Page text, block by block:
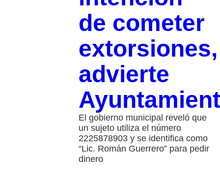
de cometer
extorsiones,
advierte
El gobierno municipal reveló que
un sujeto utiliza el número
2225878903 y se identifica como
“Lic. Román Guerrero” para pedir
dinero